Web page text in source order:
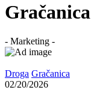
Gračanica
- Marketing -
Droga Gračanica
02/20/2026